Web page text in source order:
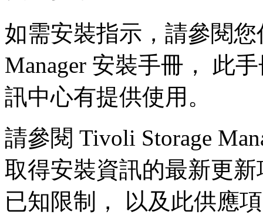
如需安裝指示，請參閱
Manager 安裝手冊， 此
訊中心有提供使用。
請參閱 Tivoli Storage
取得安裝資訊的最新更
已知限制， 以及此供應